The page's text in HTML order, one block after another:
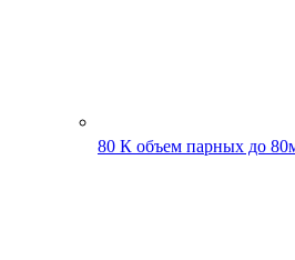
80 К объем парных до